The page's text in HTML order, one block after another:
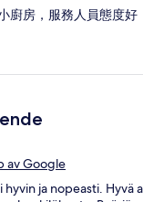
廚房，服務人員態度好
av Google
ja nopeasti. Hyvä